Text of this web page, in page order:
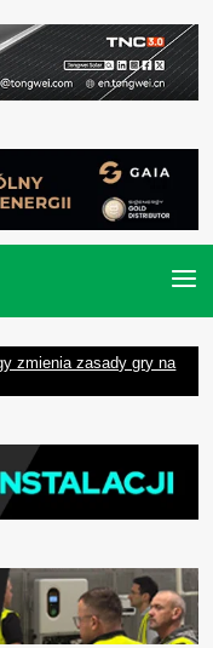
zmienia zasady gry na